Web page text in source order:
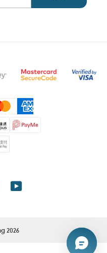
YouTube
2026